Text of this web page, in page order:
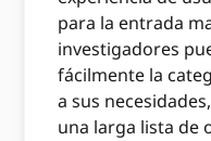
para la entrada
investigadores
fácilmente la
a sus
una larga lista de